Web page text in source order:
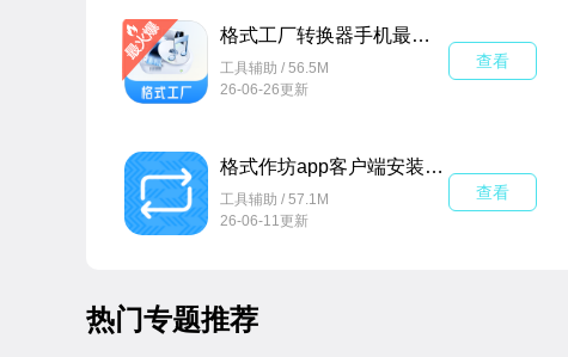
格式工厂转换器手机最新版v6.9.5安卓版
工具辅助 / 56.5M
26-06-26更新
查看
格式作坊app客户端安装包v2.4.7安卓版
工具辅助 / 57.1M
26-06-11更新
查看
热门专题推荐